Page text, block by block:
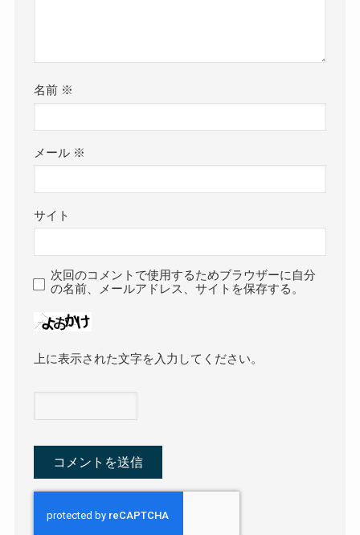
名前 ※
メール ※
サイト
次回のコメントで使用するためブラウザーに自分
の名前、メールアドレス、サイトを保存する。
上に表示された文字を入力してください。